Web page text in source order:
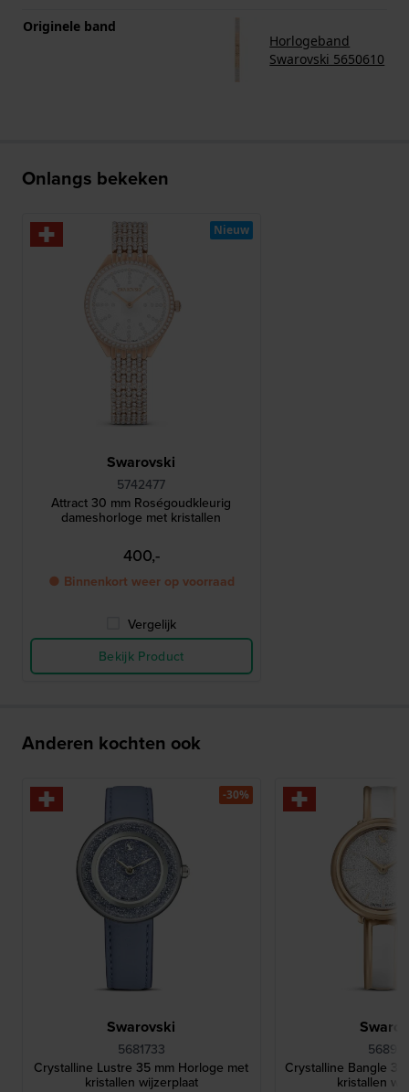
Originele band
Horlogeband
Swarovski 5650610
Onlangs bekeken
Swarovski
5742477
Attract 30 mm Roségoudkleurig
dameshorloge met kristallen
400,-
● Binnenkort weer op voorraad
Vergelijk
Bekijk Product
Nieuw
Anderen kochten ook
Swarovski
5681733
Crystalline Lustre 35 mm Horloge met
kristallen wijzerplaat
-30%
Crystalline Bangle
kristallen